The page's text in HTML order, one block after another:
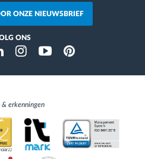
ONZE NIEUWSBRIEF
ONS
InstragramYoutubePinterest
& erkenningen